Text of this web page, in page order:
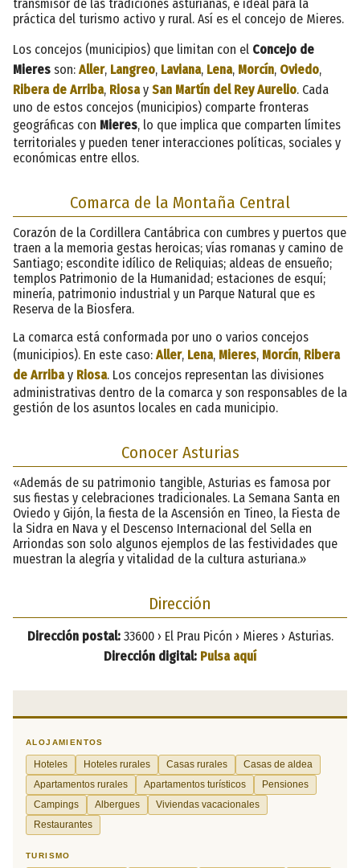
transmisor de las tradiciones asturianas, e ideal para la
práctica del turismo activo y rural. Así es el concejo de Mieres.
Los concejos (municipios) que limitan con el Concejo de
Mieres son: Aller, Langreo, Laviana, Lena, Morcín, Oviedo,
Ribera de Arriba, Riosay San Martín del Rey Aurelio. Cada
uno de estos concejos (municipios) comparte fronteras
geográficas con Mieres, lo que implica que comparten límites
territoriales y pueden tener interacciones políticas, sociales y
económicas entre ellos.
Comarca de la Montaña Central
Corazón de la Cordillera Cantábrica con cumbres y puertos que
traen a la memoria gestas heroicas; vías romanas y camino de
Santiago; escondite idílico de Reliquias; aldeas de ensueño;
templos Patrimonio de la Humanidad; estaciones de esquí;
minería, patrimonio industrial y un Parque Natural que es
Reserva de la Biosfera.
La comarca está conformada por uno o varios concejos
(municipios). En este caso: Aller, Lena, Mieres, Morcín, Ribera
de Arribay Riosa. Los concejos representan las divisiones
administrativas dentro de la comarca y son responsables de la
gestión de los asuntos locales en cada municipio.
Conocer Asturias
«Además de su patrimonio tangible, Asturias es famosa por
sus fiestas y celebraciones tradicionales. La Semana Santa en
Oviedo y Gijón, la fiesta de la Ascensión en Tineo, la Fiesta de
la Sidra en Nava y el Descenso Internacional del Sella en
Arriondas son solo algunos ejemplos de las festividades que
muestran la alegría y vitalidad de la cultura asturiana.»
Dirección
Dirección postal:33600 › El Prau Picón › Mieres › Asturias.
Dirección digital: Pulsa aquí